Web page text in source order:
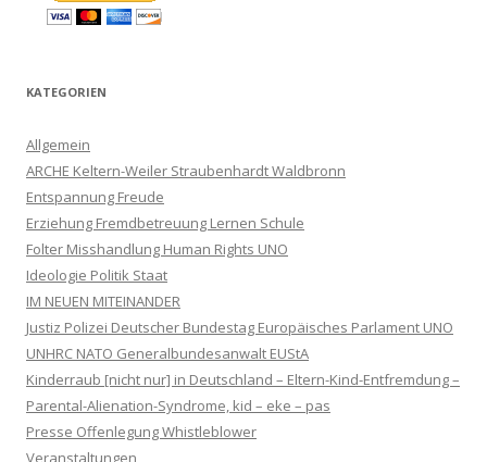
KATEGORIEN
Allgemein
ARCHE Keltern-Weiler Straubenhardt Waldbronn
Entspannung Freude
Erziehung Fremdbetreuung Lernen Schule
Folter Misshandlung Human Rights UNO
Ideologie Politik Staat
IM NEUEN MITEINANDER
Justiz Polizei Deutscher Bundestag Europäisches Parlament UNO
UNHRC NATO Generalbundesanwalt EUStA
Kinderraub [nicht nur] in Deutschland – Eltern-Kind-Entfremdung –
Parental-Alienation-Syndrome, kid – eke – pas
Presse Offenlegung Whistleblower
Veranstaltungen